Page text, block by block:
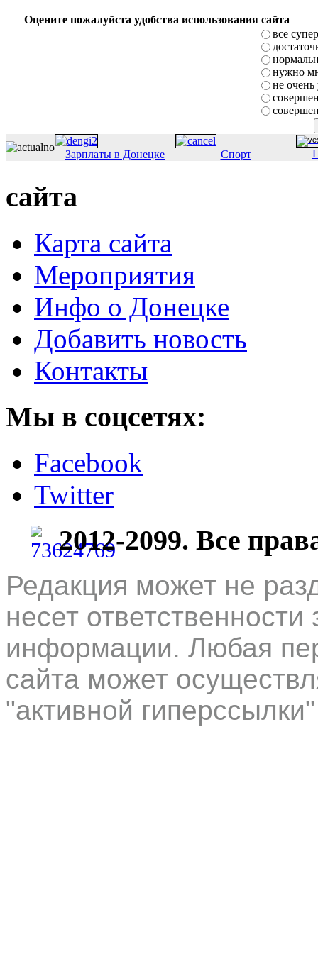
Оцените пожалуйста удобства использования сайта
все супер
нужно
не очень
Зарплаты в Донецке Спорт
сайта
Карта сайта
Мероприятия
Инфо о Донецке
Добавить новость
Контакты
Мы в соцсетях:
Facebook
Twitter
2012-2099. Все
Редакция может не
несет
информации. Любая
сайта может
"активной